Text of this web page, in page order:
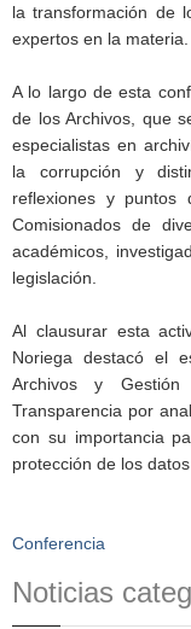
la transformación de
expertos en la materia.
A lo largo de esta
de los Archivos, que
especialistas en
la corrupción y
reflexiones y puntos
Comisionados de
académicos,
legislación.
Al clausurar esta
Noriega destacó el
Archivos y
Transparencia por
con su importancia
protección de los
Conferencia
Noticias